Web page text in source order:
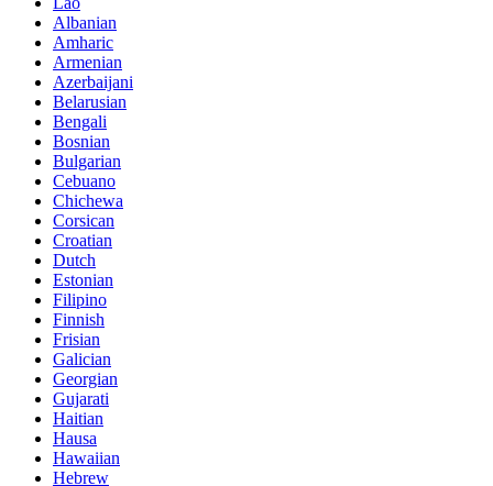
Albanian
Amharic
Armenian
Azerbaijani
Belarusian
Bengali
Bosnian
Bulgarian
Cebuano
Chichewa
Corsican
Croatian
Dutch
Estonian
Filipino
Finnish
Frisian
Galician
Georgian
Gujarati
Haitian
Hausa
Hawaiian
Hebrew